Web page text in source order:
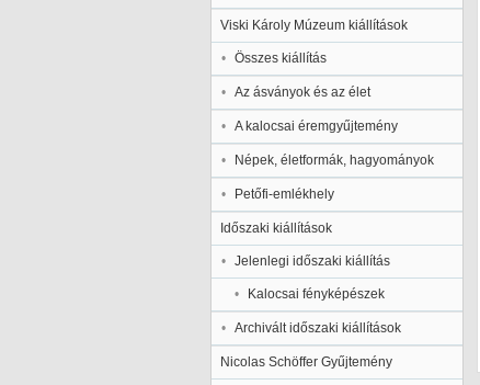
Viski Károly Múzeum kiállítások
Összes kiállítás
Az ásványok és az élet
A kalocsai éremgyűjtemény
Népek, életformák, hagyományok
Petőfi-emlékhely
Időszaki kiállítások
Jelenlegi időszaki kiállítás
Kalocsai fényképészek
Archivált időszaki kiállítások
Nicolas Schöffer Gyűjtemény